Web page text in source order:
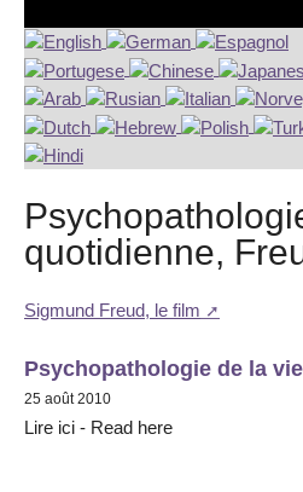
quotidienne,
Sigmund Freud, le film
Psychopathologie de la
25 août 2010
Lire ici - Read here